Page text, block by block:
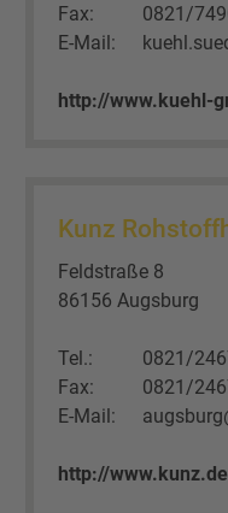
Fax:
0821/
E-Mail:
http://www.kuehl-
Kunz
Feldstraße 8
86156 Augsburg
Tel.:
0821/
Fax:
0821/
E-Mail:
http://www.kunz.de